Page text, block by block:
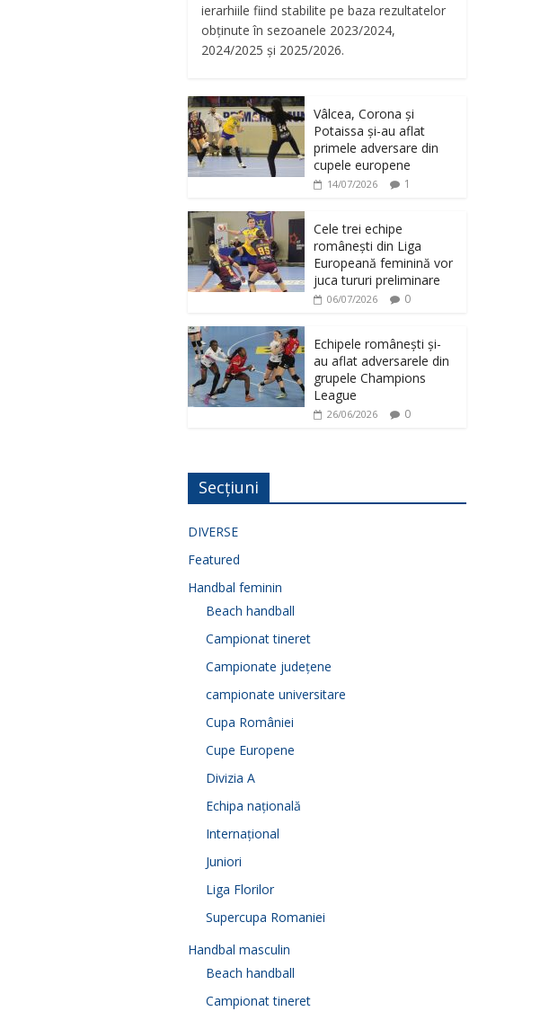
ierarhiile fiind stabilite pe baza rezultatelor
obținute în sezoanele 2023/2024,
2024/2025 și 2025/2026.
Vâlcea, Corona și
Potaissa și-au aflat
primele adversare din
cupele europene
14/07/2026 1
Cele trei echipe
românești din Liga
Europeană feminină vor
juca tururi preliminare
06/07/2026 0
Echipele românești și-
au aflat adversarele din
grupele Champions
League
26/06/2026 0
Secțiuni
DIVERSE
Featured
Handbal feminin
Beach handball
Campionat tineret
Campionate județene
campionate universitare
Cupa României
Cupe Europene
Divizia A
Echipa națională
Internațional
Juniori
Liga Florilor
Supercupa Romaniei
Handbal masculin
Beach handball
Campionat tineret